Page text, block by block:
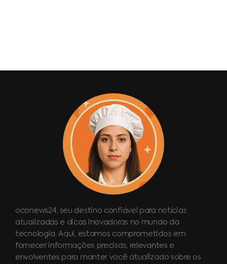
oconews24, seu destino confiável para notícias
atualizadas e dicas inovadoras no mundo da
tecnologia. Aqui, estamos comprometidos em
fornecer informações precisas, relevantes e
envolventes para manter você atualizado sobre os